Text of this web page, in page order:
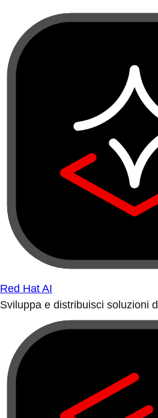
Red Hat AI
Sviluppa e distribuisci soluzioni